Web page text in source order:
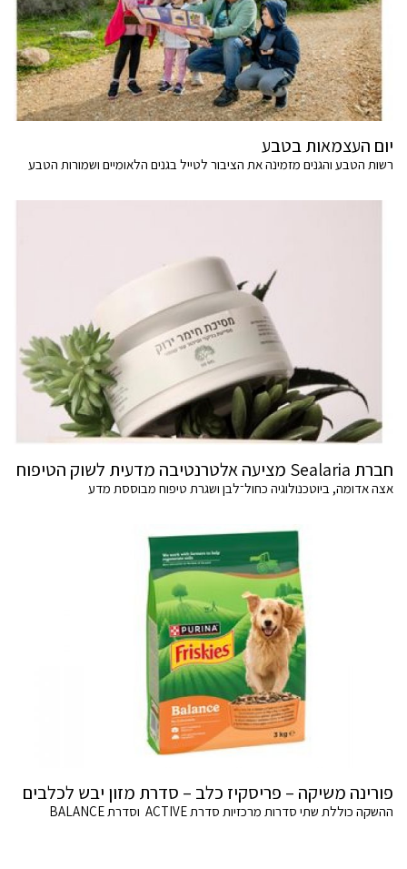
יום העצמאות בטבע
רשות הטבע והגנים מזמינה את הציבור לטייל בגנים הלאומיים ושמורות הטבע
חברת Sealaria מציעה אלטרנטיבה מדעית לשוק הטיפוח
אצה אדומה, ביוטכנולוגיה כחול־לבן ושגרת טיפוח מבוססת מדע
פורינה משיקה – פריסקיז כלב – סדרת מזון יבש לכלבים
ההשקה כוללת שתי סדרות מרכזיות סדרת ACTIVE וסדרת BALANCE